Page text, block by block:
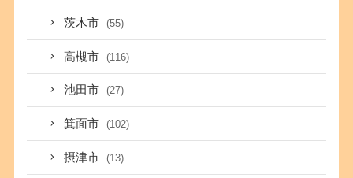
茨木市 (55)
高槻市 (116)
池田市 (27)
箕面市 (102)
摂津市 (13)